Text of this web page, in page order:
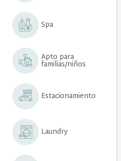
Spa
Apto para
familias/niños
Estacionamiento
Laundry